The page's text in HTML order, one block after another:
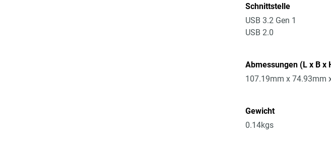
Schnittstelle
USB 3.2 Gen 1
USB 2.0
Abmessungen (L x B x
107.19mm x 74.93mm
Gewicht
0.14kgs